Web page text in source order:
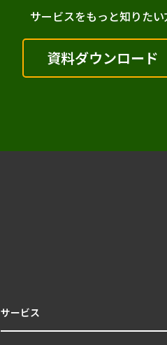
サービスをもっと知りた
資料ダウンロード
サービス